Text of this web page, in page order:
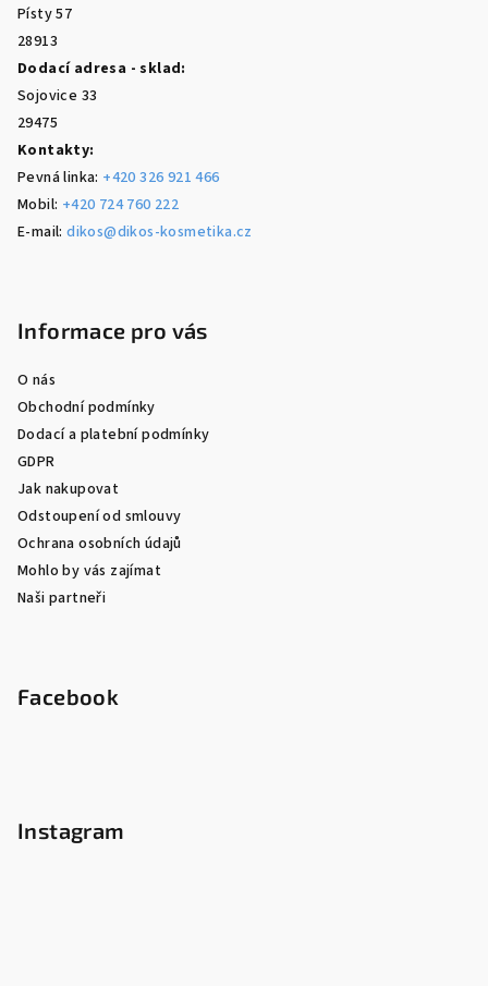
Písty 57
28913
Dodací adresa - sklad:
Sojovice 33
29475
Kontakty:
Pevná linka: +420 326 921 466
Mobil: +420 724 760 222
E-mail:dikos@dikos-kosmetika.cz
Informace pro vás
O nás
Obchodní podmínky
Dodací a platební podmínky
GDPR
Jak nakupovat
Odstoupení od smlouvy
Ochrana osobních údajů
Mohlo by vás zajímat
Naši partneři
Facebook
Instagram